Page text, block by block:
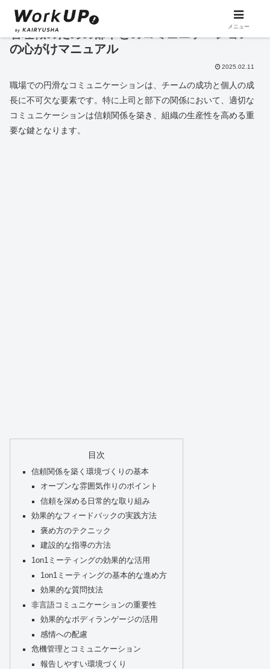
管理職のための部下とのコミュニケーション
の心がけマニュアル
2025.02.11
職場での円滑なコミュニケーションは、チームの成功と個人の成
長に不可欠な要素です。特に上司と部下の関係において、適切な
コミュニケーションは信頼関係を築き、組織の生産性を高める重
要な鍵となります。
目次
信頼関係を築く環境づくりの基本
オープンな雰囲気作りのポイント
信頼を深める日常的な取り組み
効果的なフィードバックの実践方法
褒め方のテクニック
建設的な指導の方法
1on1ミーティングの効果的な活用
1on1ミーティングの基本的な進め方
効果的な質問技法
非言語コミュニケーションの重要性
効果的なボディランゲージの活用
感情への配慮
危機管理とコミュニケーション
報告しやすい環境づくり
メニュー